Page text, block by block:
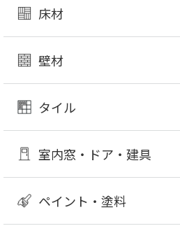
床材
壁材
タイル
室内窓・ドア・建具
ペイント・塗料